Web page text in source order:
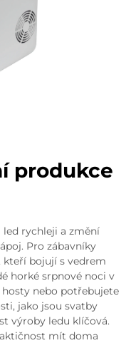
produkce
rychleji a změní
Pro zábavníky
kteří bojují s vedrem
horké srpnové noci v
hosty nebo potřebujete
jako jsou svatby
výroby ledu klíčová.
mít doma